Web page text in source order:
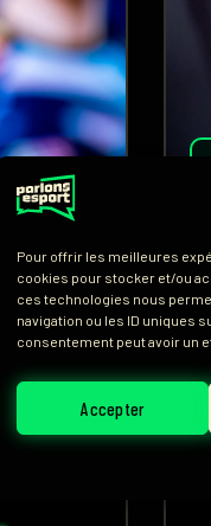
Pour offrir les meilleures
cookies pour stocker et/ou
ces technologies nous
navigation ou les ID uniques
consentement peut avoir un
Accepter
a toujours
les
Corp.